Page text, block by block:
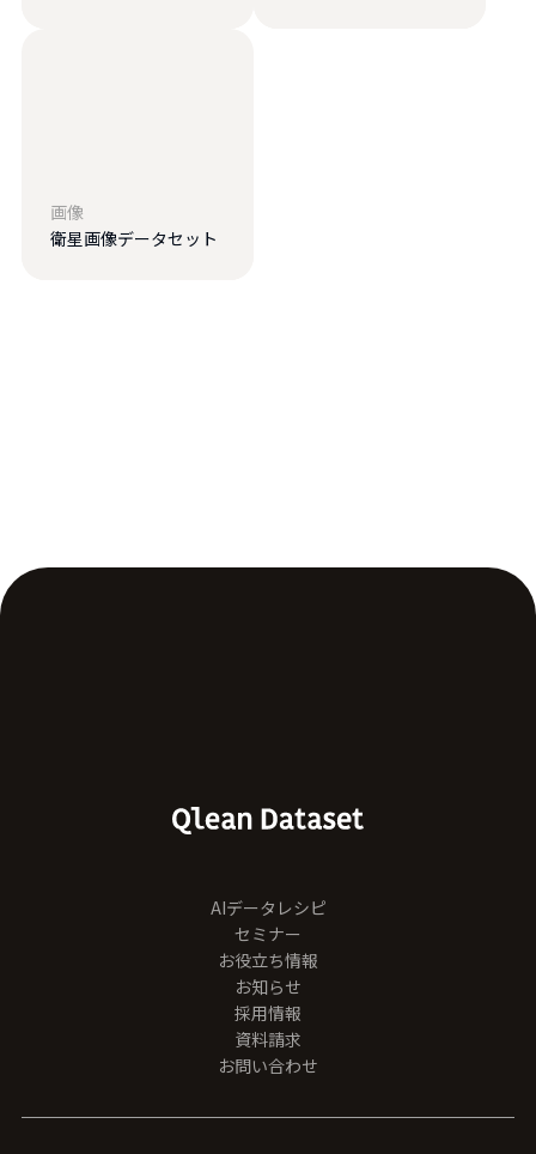
画像
衛星画像データセット
AIデータレシピ
セミナー
お役立ち情報
お知らせ
採用情報
資料請求
お問い合わせ